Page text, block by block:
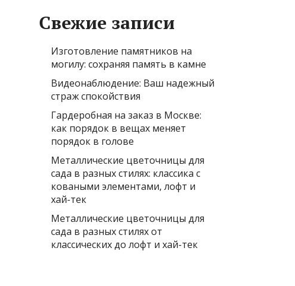
Свежие записи
Изготовление памятников на
могилу: сохраняя память в камне
Видеонаблюдение: Ваш надежный
страж спокойствия
Гардеробная на заказ в Москве:
как порядок в вещах меняет
порядок в голове
Металлические цветочницы для
сада в разных стилях: классика с
коваными элементами, лофт и
хай-тек
Металлические цветочницы для
сада в разных стилях от
классических до лофт и хай-тек